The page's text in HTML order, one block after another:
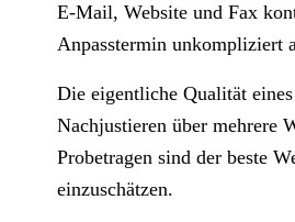
E-Mail, Website und Fax
Anpasstermin unkompliziert
Die eigentliche Qualität
Nachjustieren über mehrere
Probetragen sind der beste
einzuschätzen.